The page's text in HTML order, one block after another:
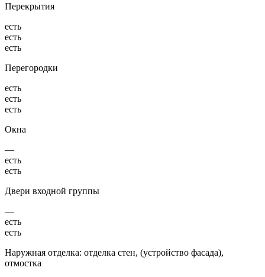
Перекрытия
есть
есть
есть
Перегородки
есть
есть
есть
Окна
—
есть
есть
Двери входной группы
—
есть
есть
Наружная отделка: отделка стен, (устройство фасада),
отмостка